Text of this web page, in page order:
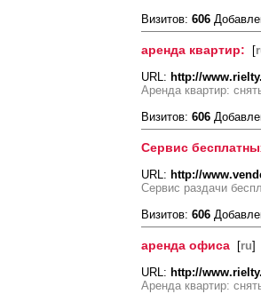
Визитов: 606
аренда квартир: [
URL: http://
Аренда квартир:
Визитов: 606
Сервис
URL: http://
Сервис раздачи
Визитов: 606
аренда офиса [ru]
URL: http://
Аренда квартир: